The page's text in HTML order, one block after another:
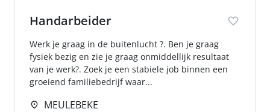
Handarbeider
Werk je graag in de buitenlucht ?. Ben je graag
fysiek bezig en zie je graag onmiddellijk resultaat
van je werk?. Zoek je een stabiele job binnen een
groeiend familiebedrijf waar...
MEULEBEKE